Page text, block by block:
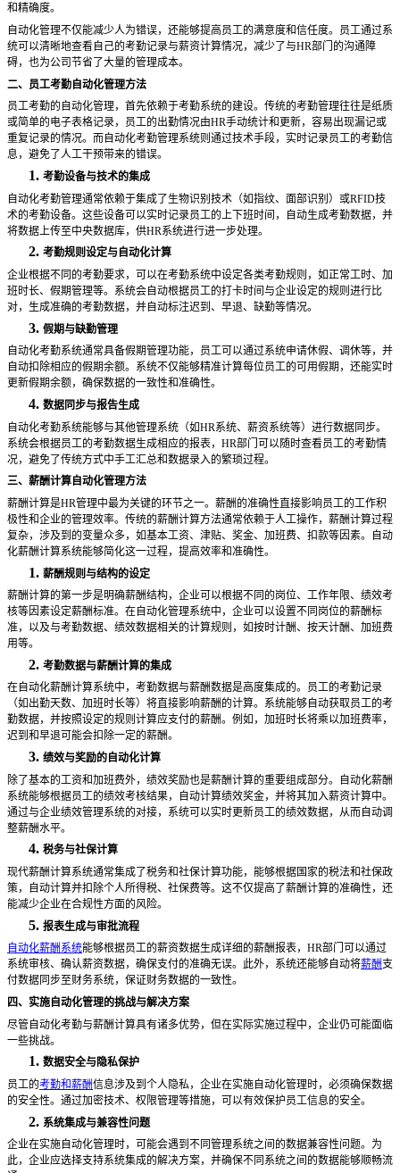
和精确度。
自动化管理不仅能减少人为错误，还能够提高员工的满意度和信任度。员工通过系
统可以清晰地查看自己的考勤记录与薪资计算情况，减少了与HR部门的沟通障
碍，也为公司节省了大量的管理成本。
二、员工考勤自动化管理方法
员工考勤的自动化管理，首先依赖于考勤系统的建设。传统的考勤管理往往是纸质
或简单的电子表格记录，员工的出勤情况由HR手动统计和更新，容易出现漏记或
重复记录的情况。而自动化考勤管理系统则通过技术手段，实时记录员工的考勤信
息，避免了人工干预带来的错误。
1. 考勤设备与技术的集成
自动化考勤管理通常依赖于集成了生物识别技术（如指纹、面部识别）或RFID技
术的考勤设备。这些设备可以实时记录员工的上下班时间，自动生成考勤数据，并
将数据上传至中央数据库，供HR系统进行进一步处理。
2. 考勤规则设定与自动化计算
企业根据不同的考勤要求，可以在考勤系统中设定各类考勤规则，如正常工时、加
班时长、假期管理等。系统会自动根据员工的打卡时间与企业设定的规则进行比
对，生成准确的考勤数据，并自动标注迟到、早退、缺勤等情况。
3. 假期与缺勤管理
自动化考勤系统通常具备假期管理功能，员工可以通过系统申请休假、调休等，并
自动扣除相应的假期余额。系统不仅能够精准计算每位员工的可用假期，还能实时
更新假期余额，确保数据的一致性和准确性。
4. 数据同步与报告生成
自动化考勤系统能够与其他管理系统（如HR系统、薪资系统等）进行数据同步。
系统会根据员工的考勤数据生成相应的报表，HR部门可以随时查看员工的考勤情
况，避免了传统方式中手工汇总和数据录入的繁琐过程。
三、薪酬计算自动化管理方法
薪酬计算是HR管理中最为关键的环节之一。薪酬的准确性直接影响员工的工作积
极性和企业的管理效率。传统的薪酬计算方法通常依赖于人工操作，薪酬计算过程
复杂，涉及到的变量众多，如基本工资、津贴、奖金、加班费、扣款等因素。自动
化薪酬计算系统能够简化这一过程，提高效率和准确性。
1. 薪酬规则与结构的设定
薪酬计算的第一步是明确薪酬结构，企业可以根据不同的岗位、工作年限、绩效考
核等因素设定薪酬标准。在自动化管理系统中，企业可以设置不同岗位的薪酬标
准，以及与考勤数据、绩效数据相关的计算规则，如按时计酬、按天计酬、加班费
用等。
2. 考勤数据与薪酬计算的集成
在自动化薪酬计算系统中，考勤数据与薪酬数据是高度集成的。员工的考勤记录
（如出勤天数、加班时长等）将直接影响薪酬的计算。系统能够自动获取员工的考
勤数据，并按照设定的规则计算应支付的薪酬。例如，加班时长将乘以加班费率，
迟到和早退可能会扣除一定的薪酬。
3. 绩效与奖励的自动化计算
除了基本的工资和加班费外，绩效奖励也是薪酬计算的重要组成部分。自动化薪酬
系统能够根据员工的绩效考核结果，自动计算绩效奖金，并将其加入薪资计算中。
通过与企业绩效管理系统的对接，系统可以实时更新员工的绩效数据，从而自动调
整薪酬水平。
4. 税务与社保计算
现代薪酬计算系统通常集成了税务和社保计算功能，能够根据国家的税法和社保政
策，自动计算并扣除个人所得税、社保费等。这不仅提高了薪酬计算的准确性，还
能减少企业在合规性方面的风险。
5. 报表生成与审批流程
自动化薪酬系统能够根据员工的薪资数据生成详细的薪酬报表， HR部门可以通过
系统审核、确认薪资数据，确保支付的准确无误。此外，系统还能够自动将薪酬支
付数据同步至财务系统，保证财务数据的一致性。
四、实施自动化管理的挑战与解决方案
尽管自动化考勤与薪酬计算具有诸多优势，但在实际实施过程中，企业仍可能面临
一些挑战。
1. 数据安全与隐私保护
员工的考勤和薪酬信息涉及到个人隐私，企业在实施自动化管理时，必须确保数据
的安全性。通过加密技术、权限管理等措施，可以有效保护员工信息的安全。
2. 系统集成与兼容性问题
企业在实施自动化管理时，可能会遇到不同管理系统之间的数据兼容性问题。为
此，企业应选择支持系统集成的解决方案，并确保不同系统之间的数据能够顺畅流